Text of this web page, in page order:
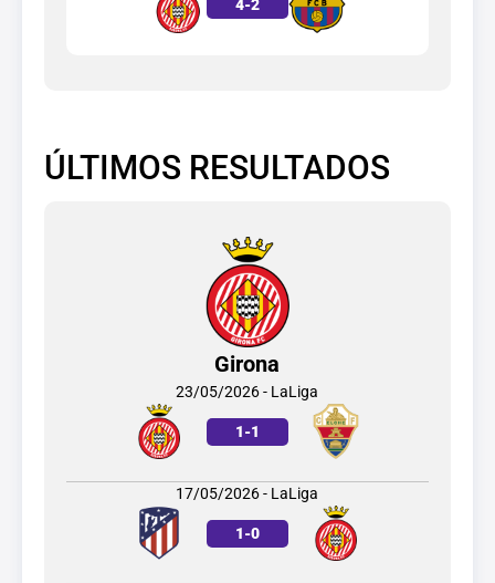
4-2
ÚLTIMOS RESULTADOS
Girona
23/05/2026 - LaLiga
1-1
17/05/2026 - LaLiga
1-0